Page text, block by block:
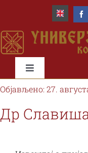
content
Toggle
Navigation
Почетна
Објављено: 27.
Др